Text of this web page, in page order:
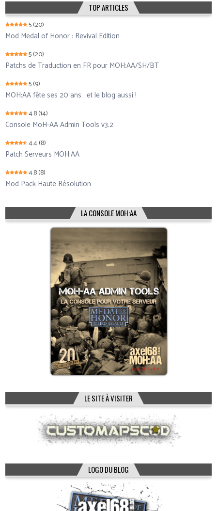
TOP ARTICLES
5(20)
Mod Medal of Honor : Revival Edition
5(20)
Patchs de Traduction en FR pour MOH:AA/SH/BT
5(9)
MOH:AA fête ses 20 ans… et le blog aussi !
4.8(14)
Console MoH-AA Admin Tools v3.2
4.4(8)
Patch Serveurs MOH:AA
4.8(8)
Mod Pack Haute Résolution
LA CONSOLE MOH:AA
LE SITE À VISITER
LOGO DU BLOG